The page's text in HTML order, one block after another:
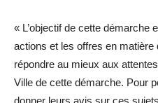
« L’objectif de cette démarche
actions et les offres en matière
répondre au mieux aux
Ville de cette démarche. Pour
donner leurs avis sur ces